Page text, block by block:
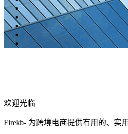
欢迎光临
Firekb- 为跨境电商提供有用的、实